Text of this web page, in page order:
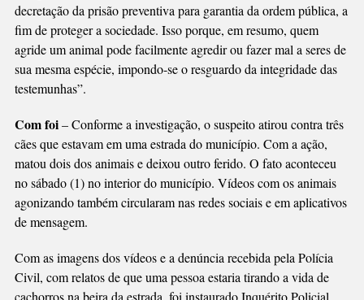
decretação da prisão preventiva para garantia da ordem pública, a
fim de proteger a sociedade. Isso porque, em resumo, quem
agride um animal pode facilmente agredir ou fazer mal a seres de
sua mesma espécie, impondo-se o resguardo da integridade das
testemunhas”.
Com foi– Conforme a investigação, o suspeito atirou contra três
cães que estavam em uma estrada do município. Com a ação,
matou dois dos animais e deixou outro ferido. O fato aconteceu
no sábado (1) no interior do município. Vídeos com os animais
agonizando também circularam nas redes sociais e em aplicativos
de mensagem.
Com as imagens dos vídeos e a denúncia recebida pela Polícia
Civil, com relatos de que uma pessoa estaria tirando a vida de
cachorros na beira da estrada, foi instaurado Inquérito Policial